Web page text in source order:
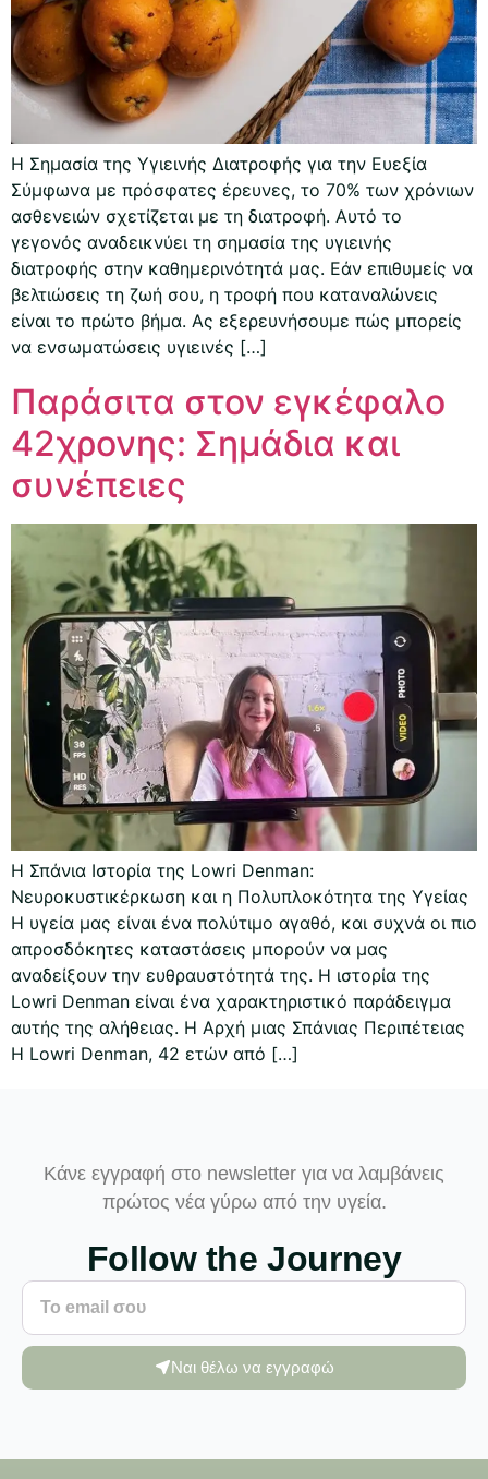
Η Σημασία της Υγιεινής Διατροφής για την Ευεξία
Σύμφωνα με πρόσφατες έρευνες, το 70% των χρόνιων
ασθενειών σχετίζεται με τη διατροφή. Αυτό το
γεγονός αναδεικνύει τη σημασία της υγιεινής
διατροφής στην καθημερινότητά μας. Εάν επιθυμείς να
βελτιώσεις τη ζωή σου, η τροφή που καταναλώνεις
είναι το πρώτο βήμα. Ας εξερευνήσουμε πώς μπορείς
να ενσωματώσεις υγιεινές […]
Παράσιτα στον εγκέφαλο
42χρονης: Σημάδια και
συνέπειες
Η Σπάνια Ιστορία της Lowri Denman:
Νευροκυστικέρκωση και η Πολυπλοκότητα της Υγείας
Η υγεία μας είναι ένα πολύτιμο αγαθό, και συχνά οι πιο
απροσδόκητες καταστάσεις μπορούν να μας
αναδείξουν την ευθραυστότητά της. Η ιστορία της
Lowri Denman είναι ένα χαρακτηριστικό παράδειγμα
αυτής της αλήθειας. Η Αρχή μιας Σπάνιας Περιπέτειας
Η Lowri Denman, 42 ετών από […]
Κάνε εγγραφή στο newsletter για να λαμβάνεις
πρώτος νέα γύρω από την υγεία.
Follow the Journey
Ναι θέλω να εγγραφώ